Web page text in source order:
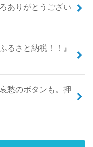
ありがとうござい
さと納税！！』
愁のボタンも。押